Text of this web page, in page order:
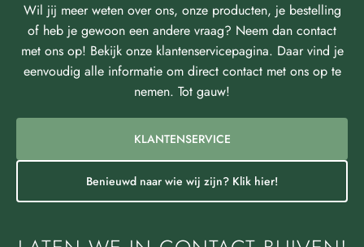
Wil jij meer weten over ons, onze producten, je bestelling
of heb je gewoon een andere vraag? Neem dan contact
met ons op! Bekijk onze klantenservicepagina. Daar vind je
eenvoudig alle informatie om direct contact met ons op te
nemen. Tot gauw!
KLANTENSERVICE
Benieuwd naar wie wij zijn? Klik hier!